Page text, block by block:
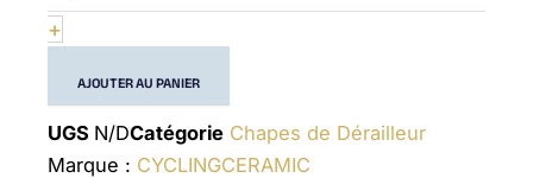
Derailleur
Cage
14/19T
+
AJOUTER AU PANIER
UGS N/DCatégorie Chapes de Dérailleur
Marque : CYCLINGCERAMIC